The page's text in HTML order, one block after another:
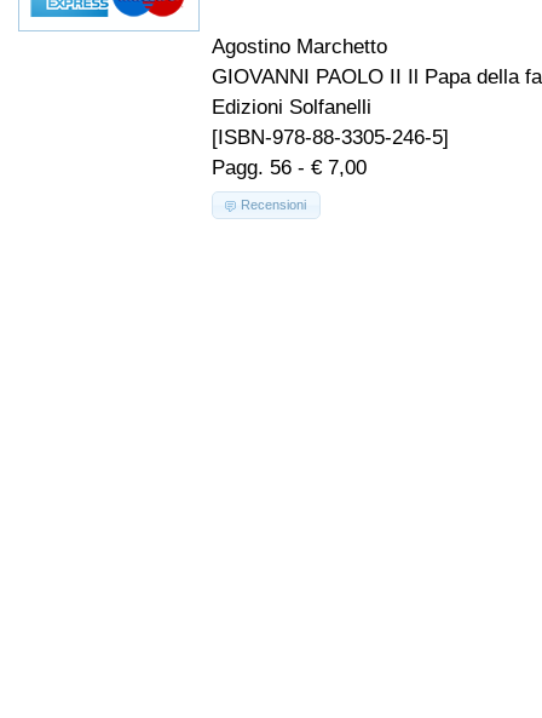
Agostino Marchetto
GIOVANNI PAOLO II Il Papa della
Edizioni Solfanelli
[ISBN-978-88-3305-246-5]
Pagg. 56 - € 7,00
Recensioni